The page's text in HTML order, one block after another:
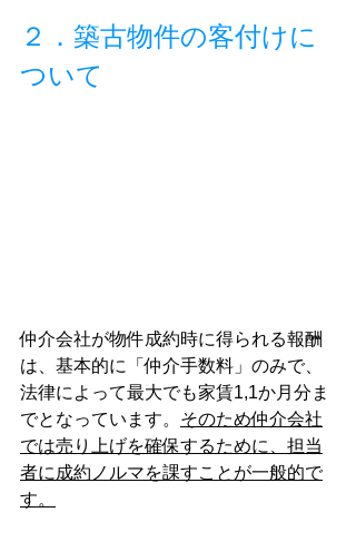
２．築古物件の客付けに
ついて
仲介会社が物件成約時に得られる報酬
は、基本的に「仲介手数料」のみで、
法律によって最大でも家賃1,1か月分ま
でとなっています。 そのため仲介会社
では売り上げを確保するために、担当
者に成約ノルマを課すことが一般的で
す。